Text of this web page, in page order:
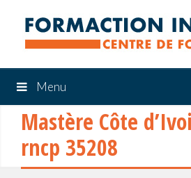
Menu
Mastère Côte
rncp 35208